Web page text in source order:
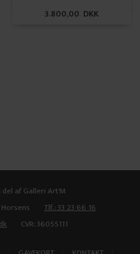
3.800,00 DKK
del af Galleri Art'M
Tlf.: 33 23 66 16
CVR: 36055111